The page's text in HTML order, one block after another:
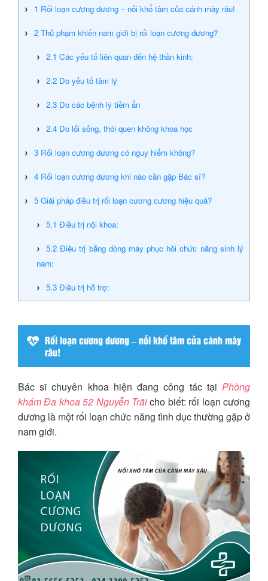
1 Rối loạn cương dương – nỗi khổ tâm của cánh mày râu!
2 Thủ phạm khiến nam giới bị rối loạn cương dương?
2.1 Các yếu tố liên quan đến hệ thần kinh:
2.2Do yếu tố tâm lý
2.3Do các bệnh lý tiềm ẩn
2.4Do lối sống, thói quen không khoa học
3 Rối loạn cương dương có nguy hiểm không?
4 Rối loạn cương dương khi nào cần gặp Bác sĩ?
5 Giải pháp điều trị rối loạn cương cương hiệu quả?
5.1 Điều trị nội khoa:
5.2Điều trị bằng dòng máy phục hồi chức năng sinh lý
nam:
5.3Điều trị hỗ trợ:
Rối loạn cương dương – nỗi khổ tâm của cánh mày
râu!
Bác sĩ chuyên khoa hiện đang công tác tại Phòng
khám Đa khoa 52 Nguyễn Trãicho biết: rối loạn cương
dương là một rối loạn chức năng tình dục thường gặp ở
nam giới.